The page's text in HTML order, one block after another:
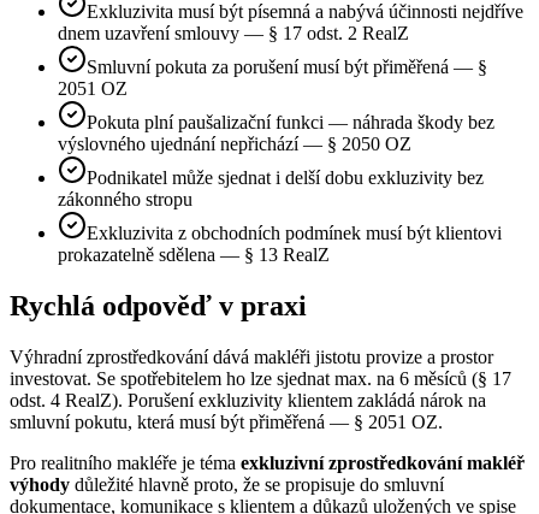
Exkluzivita musí být písemná a nabývá účinnosti nejdříve
dnem uzavření smlouvy — § 17 odst. 2 RealZ
Smluvní pokuta za porušení musí být přiměřená — §
2051 OZ
Pokuta plní paušalizační funkci — náhrada škody bez
výslovného ujednání nepřichází — § 2050 OZ
Podnikatel může sjednat i delší dobu exkluzivity bez
zákonného stropu
Exkluzivita z obchodních podmínek musí být klientovi
prokazatelně sdělena — § 13 RealZ
Rychlá odpověď v praxi
Výhradní zprostředkování dává makléři jistotu provize a prostor
investovat. Se spotřebitelem ho lze sjednat max. na 6 měsíců (§ 17
odst. 4 RealZ). Porušení exkluzivity klientem zakládá nárok na
smluvní pokutu, která musí být přiměřená — § 2051 OZ.
Pro realitního makléře je téma exkluzivní zprostředkování makléř
výhody důležité hlavně proto, že se propisuje do smluvní
dokumentace, komunikace s klientem a důkazů uložených ve spise